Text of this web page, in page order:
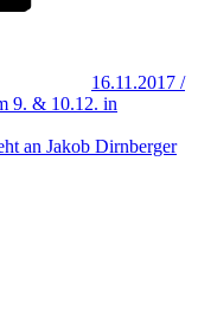
16.11.2017 /
9. & 10.12. in
an Jakob Dirnberger